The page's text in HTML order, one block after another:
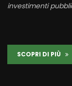
investimenti
SCOPRI DI PIÙ